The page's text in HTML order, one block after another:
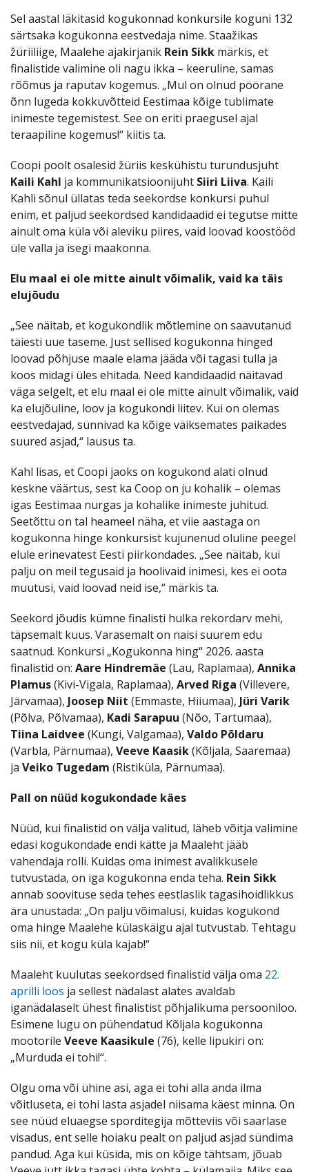
Sel aastal läkitasid kogukonnad konkursile koguni 132
särtsaka kogukonna eestvedaja nime. Staažikas
žüriiliige, Maalehe ajakirjanik Rein Sikk märkis, et
finalistide valimine oli nagu ikka – keeruline, samas
rõõmus ja raputav kogemus. „Mul on olnud pöörane
õnn lugeda kokkuvõtteid Eestimaa kõige tublimate
inimeste tegemistest. See on eriti praegusel ajal
teraapiline kogemus!“ kiitis ta.
Coopi poolt osalesid žüriis keskühistu turundusjuht
Kaili Kahl ja kommunikatsioonijuht Siiri Liiva. Kaili
Kahli sõnul üllatas teda seekordse konkursi puhul
enim, et paljud seekordsed kandidaadid ei tegutse mitte
ainult oma küla või aleviku piires, vaid loovad koostööd
üle valla ja isegi maakonna.
Elu maal ei ole mitte ainult võimalik, vaid ka täis
elujõudu
„See näitab, et kogukondlik mõtlemine on saavutanud
täiesti uue taseme. Just sellised kogukonna hinged
loovad põhjuse maale elama jääda või tagasi tulla ja
koos midagi üles ehitada. Need kandidaadid näitavad
väga selgelt, et elu maal ei ole mitte ainult võimalik, vaid
ka elujõuline, loov ja kogukondi liitev. Kui on olemas
eestvedajad, sünnivad ka kõige väiksemates paikades
suured asjad,“ lausus ta.
Kahl lisas, et Coopi jaoks on kogukond alati olnud
keskne väärtus, sest ka Coop on ju kohalik – olemas
igas Eestimaa nurgas ja kohalike inimeste juhitud.
Seetõttu on tal heameel näha, et viie aastaga on
kogukonna hinge konkursist kujunenud oluline peegel
elule erinevatest Eesti piirkondades. „See näitab, kui
palju on meil tegusaid ja hoolivaid inimesi, kes ei oota
muutusi, vaid loovad neid ise,“ märkis ta.
Seekord jõudis kümne finalisti hulka rekordarv mehi,
täpsemalt kuus. Varasemalt on naisi suurem edu
saatnud. Konkursi „Kogukonna hing“ 2026. aasta
finalistid on: Aare Hindremäe (Lau, Raplamaa), Annika
Plamus(Kivi-Vigala, Raplamaa), Arved Riga (Villevere,
Järvamaa), Joosep Niit (Emmaste, Hiiumaa), Jüri Varik
(Põlva, Põlvamaa), Kadi Sarapuu (Nõo, Tartumaa),
Tiina Laidvee (Kungi, Valgamaa), Valdo Põldaru
(Varbla, Pärnumaa), Veeve Kaasik(Kõljala, Saaremaa)
ja Veiko Tugedam (Ristiküla, Pärnumaa).
Pall on nüüd kogukondade käes
Nüüd, kui finalistid on välja valitud, läheb võitja valimine
edasi kogukondade endi kätte ja Maaleht jääb
vahendaja rolli. Kuidas oma inimest avalikkusele
tutvustada, on iga kogukonna enda teha. Rein Sikk
annab soovituse seda tehes eestlaslik tagasihoidlikkus
ära unustada: „On palju võimalusi, kuidas kogukond
oma hinge Maalehe külaskäigu ajal tutvustab. Tehtagu
siis nii, et kogu küla kajab!“
Maaleht kuulutas seekordsed finalistid välja oma 22.
aprilli loos ja sellest nädalast alates avaldab
iganädalaselt ühest finalistist põhjalikuma persooniloo.
Esimene lugu on pühendatud Kõljala kogukonna
mootorile Veeve Kaasikule (76), kelle lipukiri on:
„Murduda ei tohi!“.
Olgu oma või ühine asi, aga ei tohi alla anda ilma
võitluseta, ei tohi lasta asjadel niisama käest minna. On
see nüüd eluaegse sporditegija mõtteviis või saarlase
visadus, ent selle hoiaku pealt on paljud asjad sündima
pandud. Aga kui küsida, mis on kõige tähtsam, jõuab